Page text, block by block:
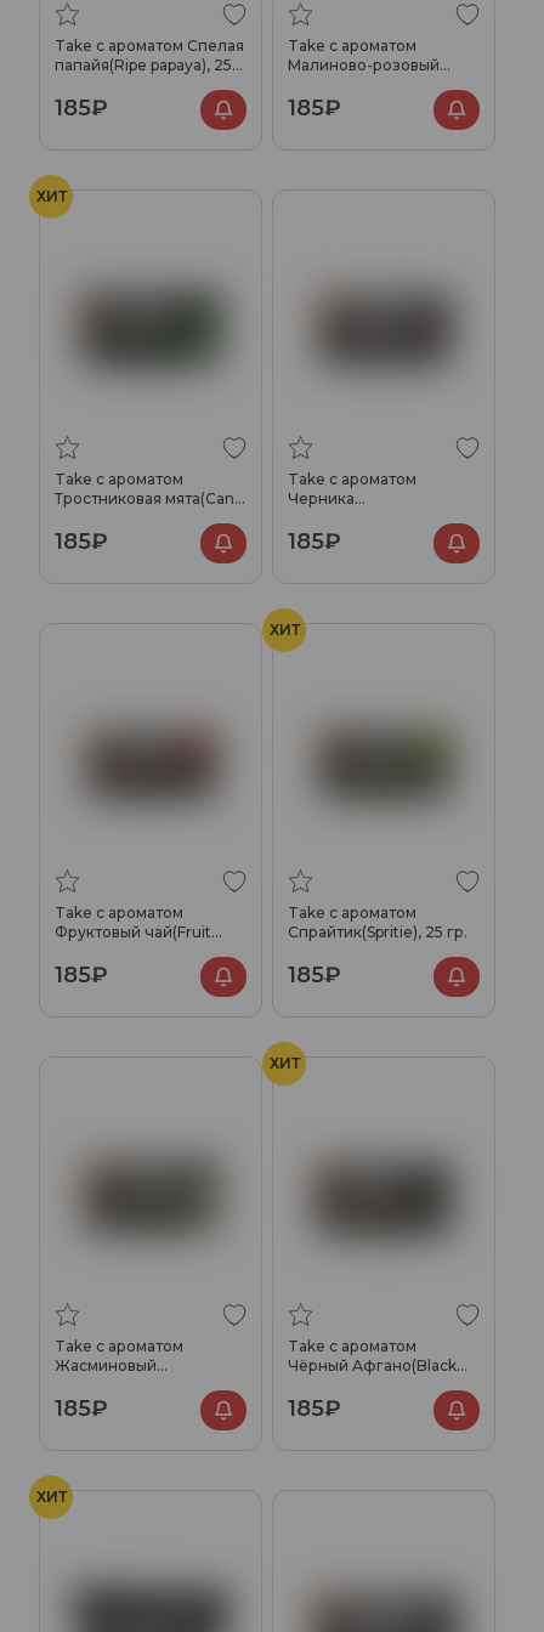
Take с ароматом Спелая
папайя(Ripe papaya), 25
185₽
Take с ароматом
Малиново-розовый
raspberry-rose), 25 гр.
185₽
ХИТ
Take с ароматом
Тростниковая мята(Cane
185₽
Take с ароматом
Черника
25 гр.
185₽
Take с ароматом
Фруктовый чай(Fruit
185₽
ХИТ
Take с ароматом
Спрайтик(Spritie), 25 гр.
185₽
Take с ароматом
Жасминовый
185₽
ХИТ
Take с ароматом
Чёрный Афгано(Black
185₽
ХИТ